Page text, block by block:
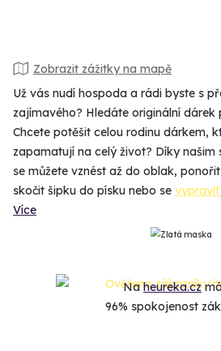
Zobrazit zážitky na mapě
Už vás nudí hospoda a rádi byste s
zajímavého? Hledáte originální dárek
Chcete potěšit celou rodinu dárkem,
zapamatují na celý život? Díky našim
se můžete vznést až do oblak,
skočit šipku do písku nebo se vypravit
Více
Naheureka.cz
96% spokojenost